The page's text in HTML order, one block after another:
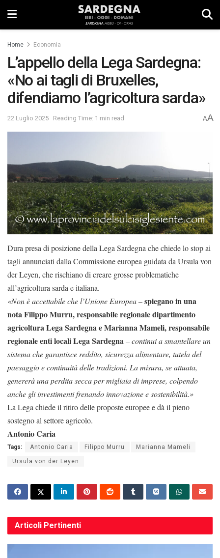
Home Economia
L’appello della Lega Sardegna:
«No ai tagli di Bruxelles,
difendiamo l’agricoltura sarda»
22 Luglio 2025 Reading Time: 1 min read AA
Dura presa di posizione della Lega Sardegna che chiede lo stop ai
tagli annunciati dalla Commissione europea guidata da Ursula von
der Leyen, che rischiano di creare grosse problematiche
all’agricoltura sarda e italiana.
«Non è accettabile che l’Unione Europea –spiegano in una
nota Filippo Murru, responsabile regionale dipartimento
agricoltura Lega Sardegna e Marianna Mameli, responsabile
regionale enti locali Lega Sardegna– continui a smantellare un
sistema che garantisce reddito, sicurezza alimentare, tutela del
paesaggio e continuità delle tradizioni. La misura, se attuata,
genererà una perdita secca per migliaia di imprese, colpendo
anche gli investimenti frenando innovazione e sostenibilità.»
La Lega chiede il ritiro delle proposte europee e dà il pieno
sostegno al settore agricolo.
Antonio Caria
Tags: Antonio Caria Filippo Murru Marianna Mameli
Ursula von der Leyen
Articoli Pertinenti